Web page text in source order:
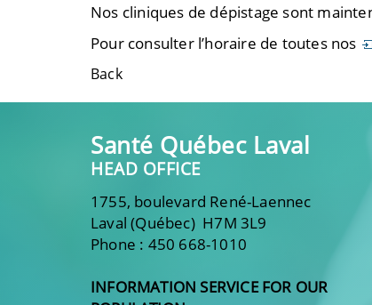
Nos cliniques de dépistage sont
Pour consulter l’horaire de toutes nos
Back
Santé Québec Laval
HEAD OFFICE
1755, boulevard René-Laennec
Laval (Québec) H7M 3L9
Phone : 450 668-1010
INFORMATION SERVICE FOR OUR